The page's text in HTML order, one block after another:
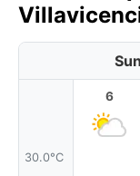
30.0°C
6